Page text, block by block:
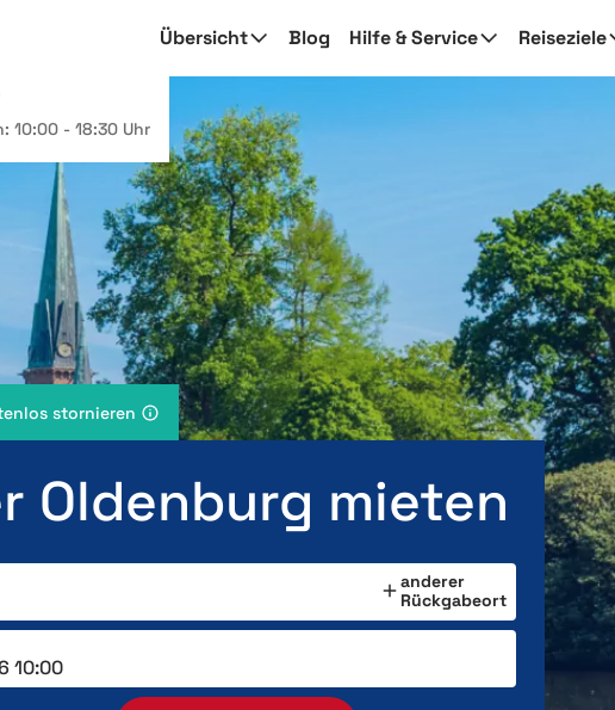
Übersicht Blog Hilfe & Service Reiseziele
10:00 - 18:30 Uhr
stornieren
Oldenburg mieten
anderer
Rückgabeort